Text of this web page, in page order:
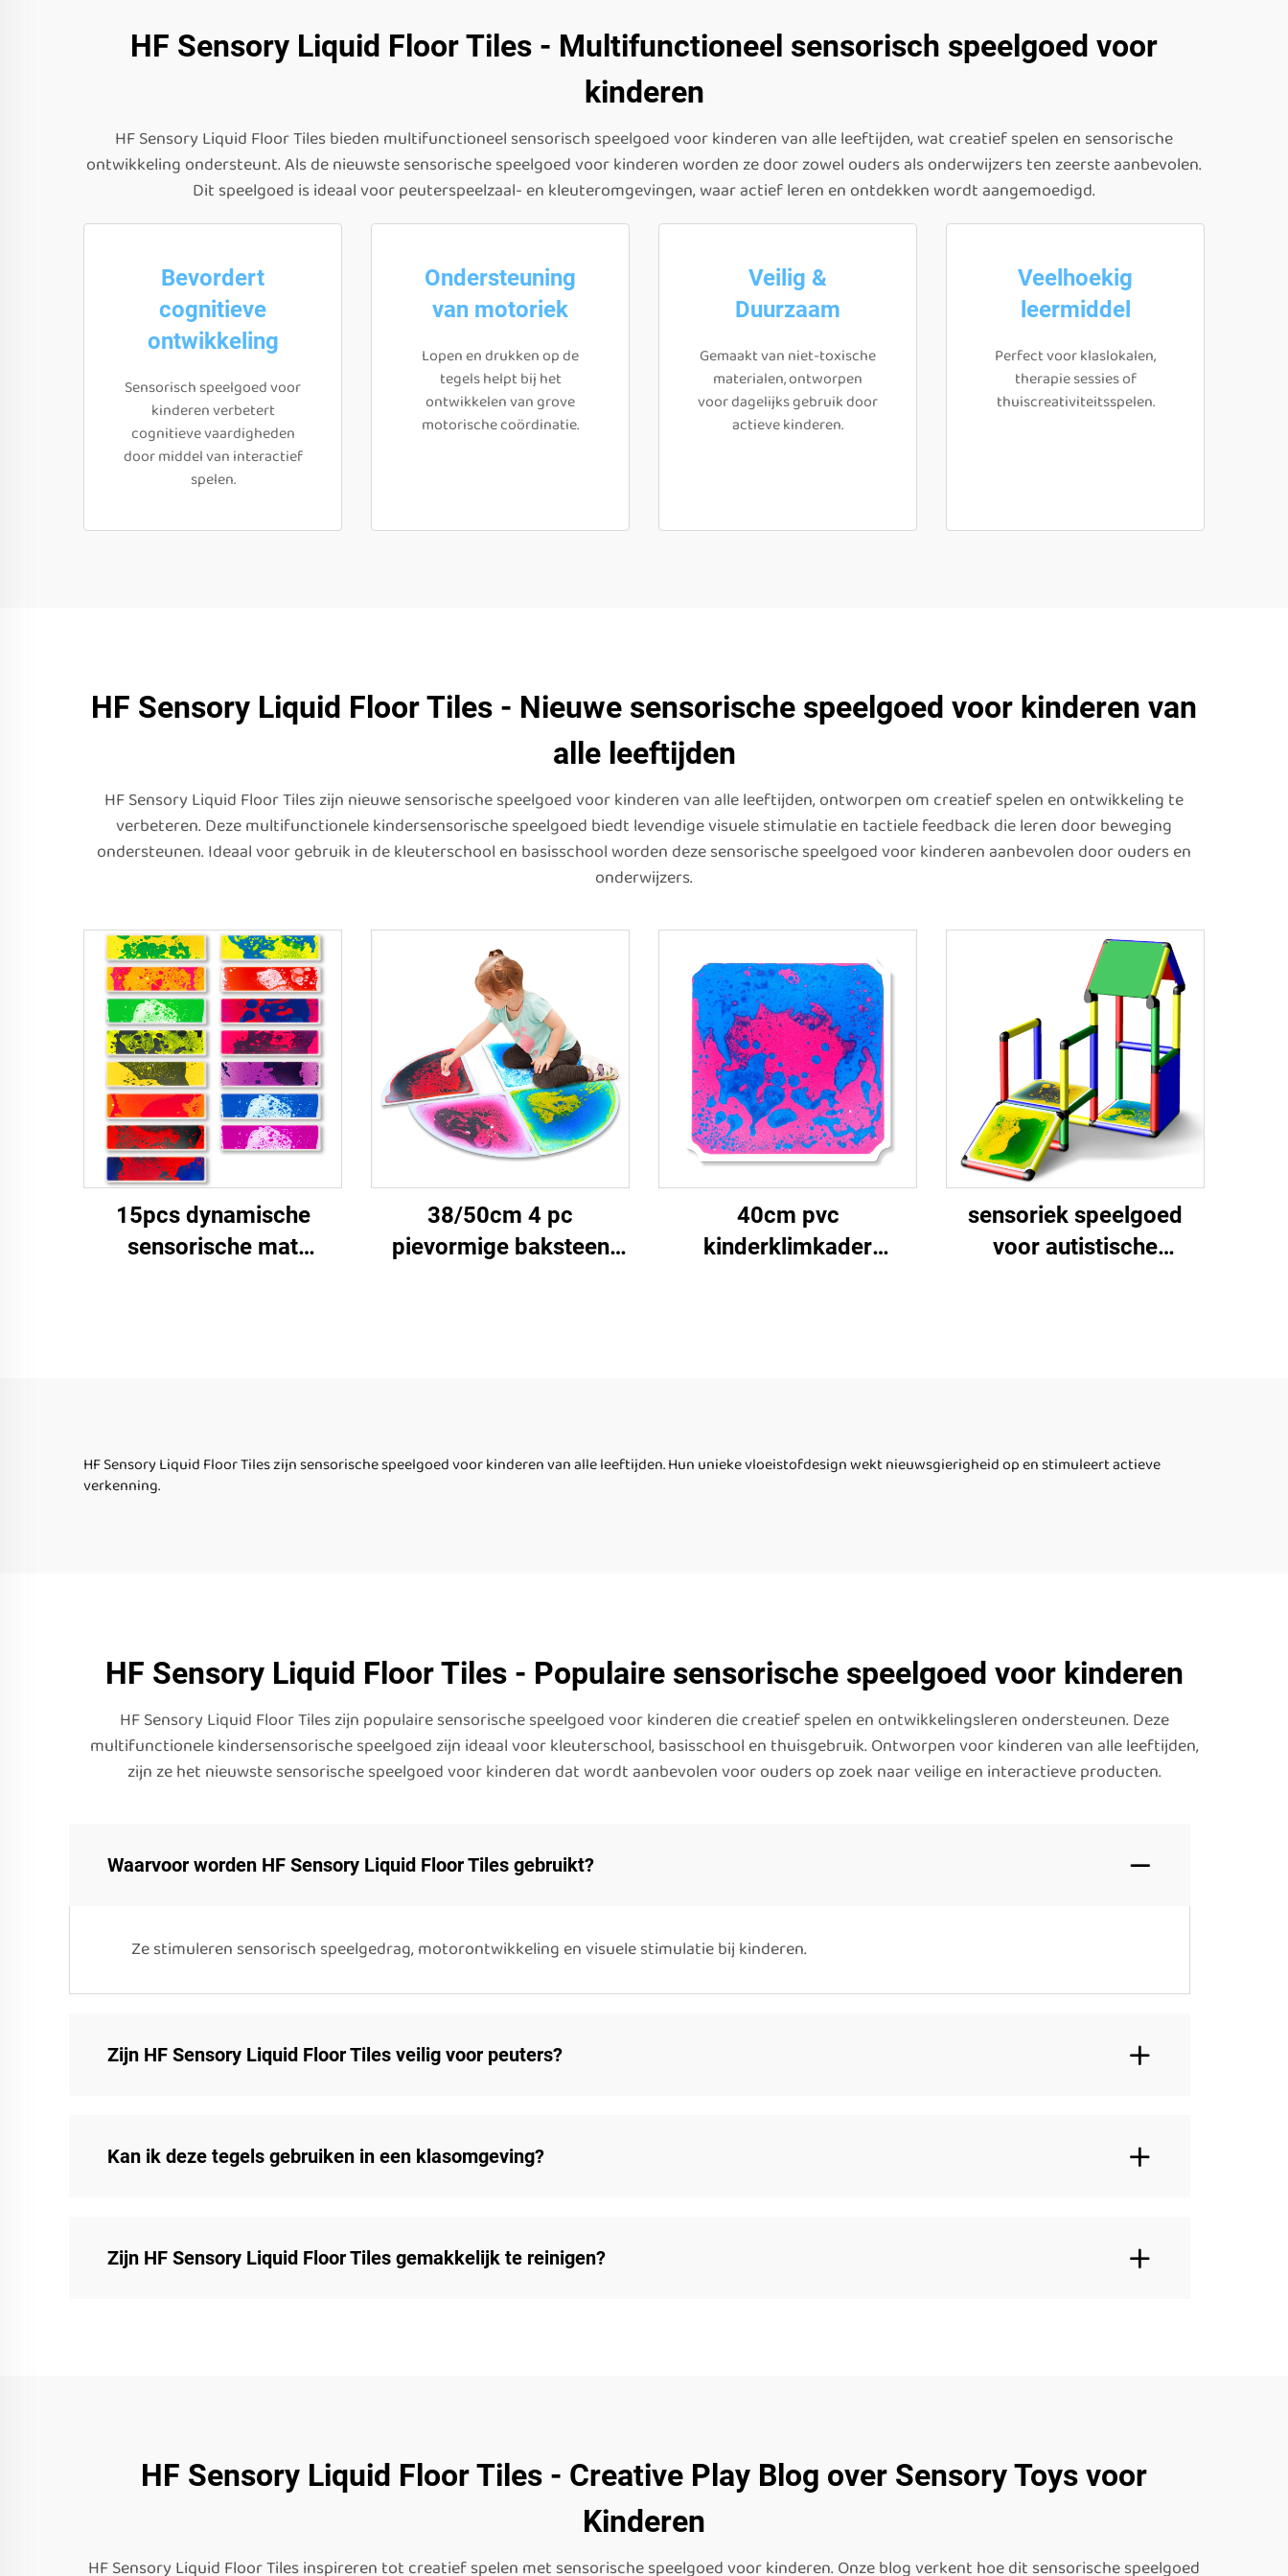
HF Sensory Liquid Floor Tiles - Multifunctioneel sensorisch speelgoed voor
kinderen
HF Sensory Liquid Floor Tiles bieden multifunctioneel sensorisch speelgoed voor kinderen van alle leeftijden, wat creatief spelen en sensorische
ontwikkeling ondersteunt. Als de nieuwste sensorische speelgoed voor kinderen worden ze door zowel ouders als onderwijzers ten zeerste aanbevolen.
Dit speelgoed is ideaal voor peuterspeelzaal- en kleuteromgevingen, waar actief leren en ontdekken wordt aangemoedigd.
Bevordert
cognitieve
ontwikkeling
Sensorisch speelgoed voor
kinderen verbetert
cognitieve vaardigheden
door middel van interactief
spelen.
Ondersteuning
van motoriek
Lopen en drukken op de
tegels helpt bij het
ontwikkelen van grove
motorische coördinatie.
Veilig &
Duurzaam
Gemaakt van niet-toxische
materialen, ontworpen
voor dagelijks gebruik door
actieve kinderen.
Veelhoekig
leermiddel
Perfect voor klaslokalen,
therapie sessies of
thuiscreativiteitsspelen.
HF Sensory Liquid Floor Tiles - Nieuwe sensorische speelgoed voor kinderen van
alle leeftijden
HF Sensory Liquid Floor Tiles zijn nieuwe sensorische speelgoed voor kinderen van alle leeftijden, ontworpen om creatief spelen en ontwikkeling te
verbeteren. Deze multifunctionele kindersensorische speelgoed biedt levendige visuele stimulatie en tactiele feedback die leren door beweging
ondersteunen. Ideaal voor gebruik in de kleuterschool en basisschool worden deze sensorische speelgoed voor kinderen aanbevolen door ouders en
onderwijzers.
15pcs dynamische
sensorische mat
38/50cm 4 pc
pievormige baksteen
40cm pvc
kinderklimkader
sensoriek speelgoed
voor autistische
HF Sensory Liquid Floor Tiles zijn sensorische speelgoed voor kinderen van alle leeftijden. Hun unieke vloeistofdesign wekt nieuwsgierigheid op en stimuleert actieve
verkenning.
HF Sensory Liquid Floor Tiles - Populaire sensorische speelgoed voor kinderen
HF Sensory Liquid Floor Tiles zijn populaire sensorische speelgoed voor kinderen die creatief spelen en ontwikkelingsleren ondersteunen. Deze
multifunctionele kindersensorische speelgoed zijn ideaal voor kleuterschool, basisschool en thuisgebruik. Ontworpen voor kinderen van alle leeftijden,
zijn ze het nieuwste sensorische speelgoed voor kinderen dat wordt aanbevolen voor ouders op zoek naar veilige en interactieve producten.
Waarvoor worden HF Sensory Liquid Floor Tiles gebruikt?
Ze stimuleren sensorisch speelgedrag, motorontwikkeling en visuele stimulatie bij kinderen.
Zijn HF Sensory Liquid Floor Tiles veilig voor peuters?
Kan ik deze tegels gebruiken in een klasomgeving?
Zijn HF Sensory Liquid Floor Tiles gemakkelijk te reinigen?
HF Sensory Liquid Floor Tiles - Creative Play Blog over Sensory Toys voor
Kinderen
HF Sensory Liquid Floor Tiles inspireren tot creatief spelen met sensorische speelgoed voor kinderen. Onze blog verkent hoe dit sensorische speelgoed